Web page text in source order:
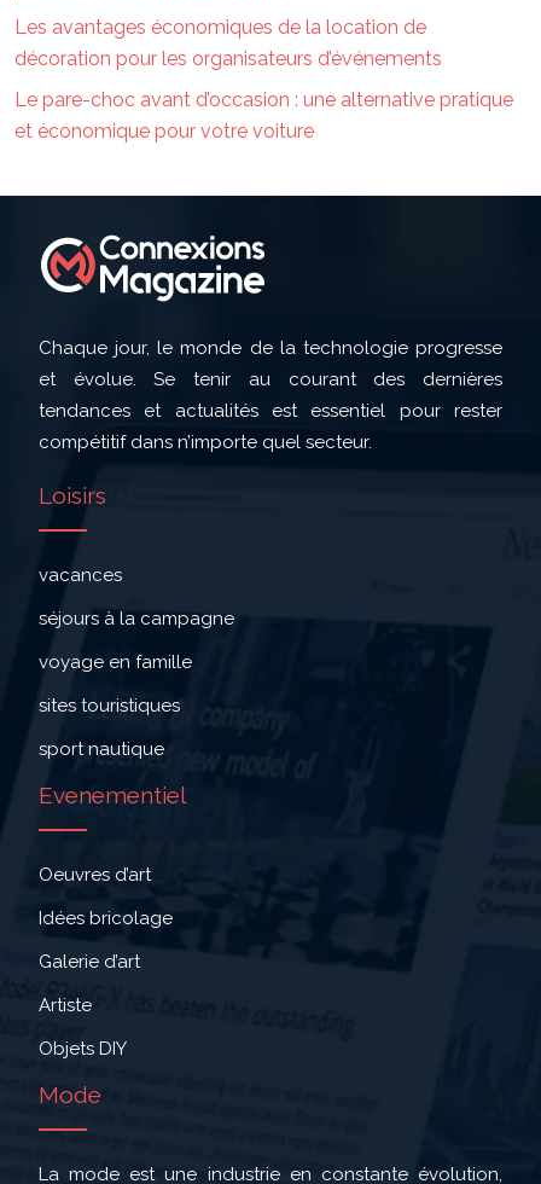
Les avantages économiques de la location de
décoration pour les organisateurs d’événements
Le pare-choc avant d’occasion : une alternative pratique
et économique pour votre voiture
Chaque jour, le monde de la technologie progresse
et évolue. Se tenir au courant des dernières
tendances et actualités est essentiel pour rester
compétitif dans n’importe quel secteur.
Loisirs
vacances
séjours à la campagne
voyage en famille
sites touristiques
sport nautique
Evenementiel
Oeuvres d’art
Idées bricolage
Galerie d’art
Artiste
Objets DIY
Mode
La mode est une industrie en constante évolution,